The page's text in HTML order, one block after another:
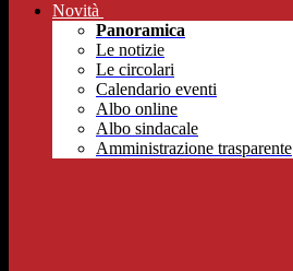
Novità
Panoramica
Le notizie
Le circolari
Calendario eventi
Albo online
Albo sindacale
Amministrazione trasparente